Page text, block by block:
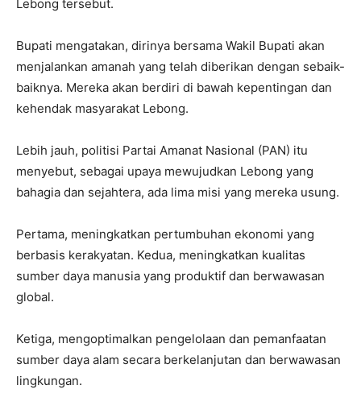
Lebong tersebut.
Bupati mengatakan, dirinya bersama Wakil Bupati akan
menjalankan amanah yang telah diberikan dengan sebaik-
baiknya. Mereka akan berdiri di bawah kepentingan dan
kehendak masyarakat Lebong.
Lebih jauh, politisi Partai Amanat Nasional (PAN) itu
menyebut, sebagai upaya mewujudkan Lebong yang
bahagia dan sejahtera, ada lima misi yang mereka usung.
Pertama, meningkatkan pertumbuhan ekonomi yang
berbasis kerakyatan. Kedua, meningkatkan kualitas
sumber daya manusia yang produktif dan berwawasan
global.
Ketiga, mengoptimalkan pengelolaan dan pemanfaatan
sumber daya alam secara berkelanjutan dan berwawasan
lingkungan.